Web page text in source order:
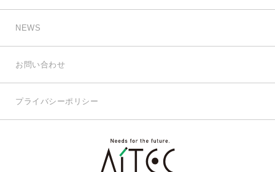
NEWS
お問い合わせ
プライバシーポリシー